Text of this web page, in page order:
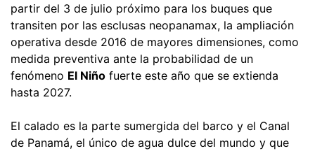
partir del 3 de julio próximo para los buques que
transiten por las esclusas neopanamax, la ampliación
operativa desde 2016 de mayores dimensiones, como
medida preventiva ante la probabilidad de un
fenómeno El Niño fuerte este año que se extienda
hasta 2027.
El calado es la parte sumergida del barco y el Canal
de Panamá, el único de agua dulce del mundo y que